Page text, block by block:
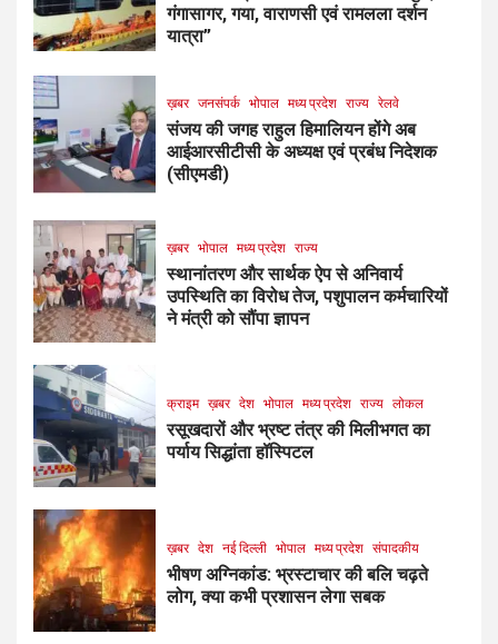
गंगासागर, गया, वाराणसी एवं रामलला दर्शन
यात्रा”
ख़बर जनसंपर्क भोपाल मध्य प्रदेश राज्य रेलवे
संजय की जगह राहुल हिमालियन होंगे अब
आईआरसीटीसी के अध्यक्ष एवं प्रबंध निदेशक
(सीएमडी)
ख़बर भोपाल मध्य प्रदेश राज्य
स्थानांतरण और सार्थक ऐप से अनिवार्य
उपस्थिति का विरोध तेज, पशुपालन कर्मचारियों
ने मंत्री को सौंपा ज्ञापन
क्राइम ख़बर देश भोपाल मध्य प्रदेश राज्य लोकल
रसूखदारों और भ्रष्ट तंत्र की मिलीभगत का
पर्याय सिद्धांता हॉस्पिटल
ख़बर देश नई दिल्ली भोपाल मध्य प्रदेश संपादकीय
भीषण अग्निकांड: भ्रस्टाचार की बलि चढ़ते
लोग, क्या कभी प्रशासन लेगा सबक